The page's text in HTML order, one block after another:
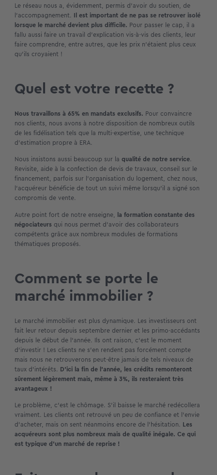
Le réseau nous a, évidemment, permis d’avoir du soutien, de
l’accompagnement. Il est important de ne pas se retrouver isolé
lorsque le marché devient plus difficile. Pour passer le cap, il a
fallu aussi faire un travail d’explication vis-à-vis des clients, leur
faire comprendre, entre autres, que les prix n’étaient plus ceux
qu’ils croyaient !
Quel est votre recette ?
Nous travaillons à 65% en mandats exclusifs. Pour convaincre
nos clients, nous avons à notre disposition de nombreux outils
de les fidélisation tels que la multi-expertise, une technique
d’estimation propre à ERA.
Nous insistons aussi beaucoup sur la qualité de notre service.
Revisite, aide à la confection de devis de travaux, conseil sur le
financement, parfois sur l’organisation du logement, chez nous,
l’acquéreur bénéficie de tout un suivi même lorsqu’il a signé son
compromis de vente.
Autre point fort de notre enseigne, la formation constante des
négociateurs qui nous permet d’avoir des collaborateurs
compétents grâce aux nombreux modules de formations
thématiques proposés.
Comment se porte le
marché immobilier ?
Le marché immobilier est plus dynamique. Les investisseurs ont
fait leur retour depuis septembre dernier et les primo-accédants
depuis le début de l’année. Ils ont raison, c’est le moment
d’investir ! Les clients ne s’en rendent pas forcément compte
mais nous ne retrouverons peut-être jamais de tels niveaux de
taux d’intérêts. D’ici la fin de l’année, les crédits remonteront
sûrement légèrement mais, même à 3%, ils resteraient très
avantageux !
Le problème, c’est le chômage. S’il baisse le marché redécollera
vraiment. Les clients ont retrouvé un peu de confiance et l’envie
d’acheter, mais on sent néanmoins encore de l’hésitation. Les
acquéreurs sont plus nombreux mais de qualité inégale. Ce qui
est typique d’un marché de reprise !